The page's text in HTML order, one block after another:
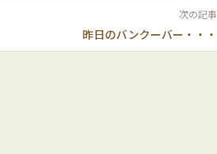
次の記事
昨日のバンクーバー・・・